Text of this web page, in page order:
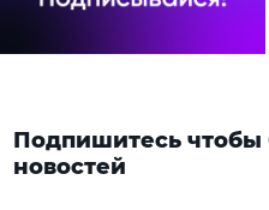
Подпишитесь чтобы
новостей